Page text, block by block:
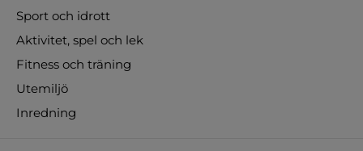
Sport och idrott
Aktivitet, spel och lek
Fitness och träning
Utemiljö
Inredning